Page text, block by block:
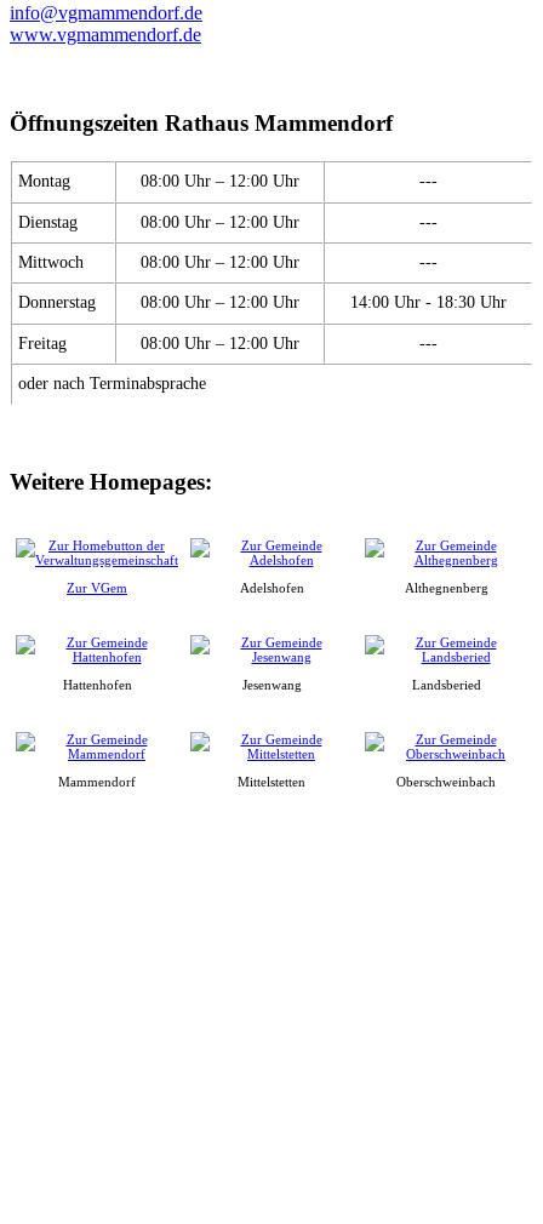
info@vgmammendorf.de
www.vgmammendorf.de
Öffnungszeiten Rathaus Mammendorf
Montag 08:00 Uhr – 12:00 Uhr ---
Dienstag 08:00 Uhr – 12:00 Uhr ---
Mittwoch 08:00 Uhr – 12:00 Uhr ---
Donnerstag 08:00 Uhr – 12:00 Uhr 14:00 Uhr - 18:30 Uhr
Freitag 08:00 Uhr – 12:00 Uhr ---
oder nach Terminabsprache
Weitere Homepages:
Zur VGem Adelshofen Althegnenberg
Hattenhofen Jesenwang Landsberied
Mammendorf Mittelstetten Oberschweinbach